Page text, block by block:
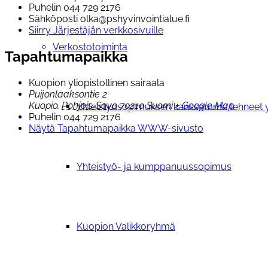
Verkostotoiminta
Yhteistyosopimuksen kanssamme tehneet
Yhteistyö- ja kumppanuussopimus
Kuopion Valikkoryhmä
Puhelin 044 729 2176
Sähköposti olka@pshyvinvointialue.fi
Siirry Järjestäjän verkkosivuille
Tapahtumapaikka
Kuopion yliopistollinen sairaala
Puijonlaaksontie 2
Kuopio, Pohjois-Savo 70210 Suomi + Google Map
Puhelin 044 729 2176
Näytä Tapahtumapaikka WWW-sivusto